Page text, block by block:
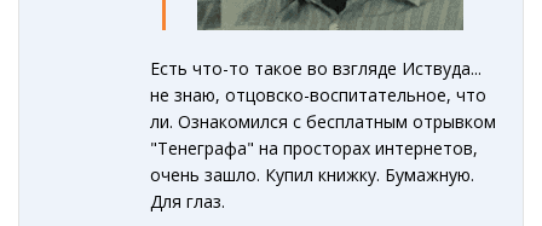
Есть что-то такое во взгляде Иствуда...
не знаю, отцовско-воспитательное, что
ли. Ознакомился с бесплатным отрывком
"Тенеграфа" на просторах интернетов,
очень зашло. Купил книжку. Бумажную.
Для глаз.